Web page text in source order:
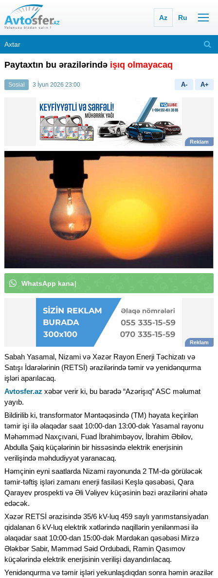
Az Ru
Paytaxtın bu ərazilərində işıq olmayacaq
Sosial 3 İyun 2026 23:00 A- A+
WhatsApp kanal
Sabah Yasamal, Nizami və Xəzər Rayon Enerji Təchizatı və
Satışı İdarələrinin (RETSİ) ərazilərində təmir və yenidənqurma
işləri aparılacaq.
Avtosfer.az xəbər verir ki, bu barədə “Azərişıq” ASC məlumat
yayıb.
Bildirilib ki, transformator Məntəqəsində (TM) həyata keçirilən
təmir işi ilə əlaqədar saat 10:00-dan 13:00-dək Yasamal rayonu
Məhəmməd Naxçıvani, Fuad İbrahimbəyov, İbrahim Əbilov,
Abdulla Şaiq küçələrinin bir hissəsində elektrik enerjsinin
verilişində məhdudiyyət yaranacaq.
Həmçinin eyni saatlarda Nizami rayonunda 2 TM-də görüləcək
təmir-təftiş işləri zamanı enerji fasiləsi Keşlə qəsəbəsi, Qara
Qarayev prospekti və Əli Vəliyev küçəsinin bəzi ərazilərini əhatə
edəcək.
Xəzər RETSİ ərazisində 35/6 kV-luq 459 saylı yarımstansiyadan
qidalanan 6 kV-luq elektrik xətlərində naqillərin yenilənməsi ilə
əlaqədar saat 10:00-dan 15:00-dək Mərdəkan qəsəbəsi Mirzə
Ələkbər Sabir, Məmməd Səid Ordubadi, Ramin Qasımov
küçələrində elektrik enerjisinin verilişi dayandırılacaq.
Yenidənqurma və təmir işləri yekunlaşdıqdan sonra həmin ərazilər